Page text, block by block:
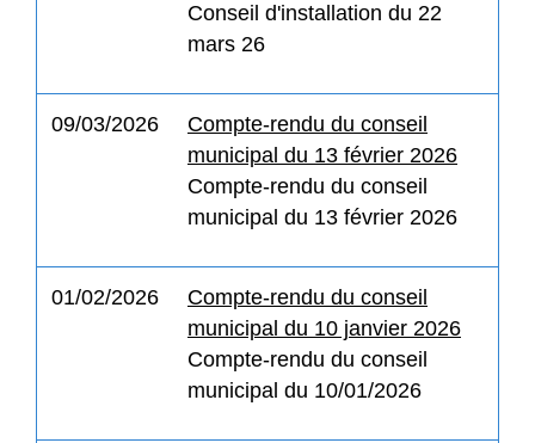
Conseil d'installation du 22
mars 26
09/03/2026
Compte-rendu du conseil
municipal du 13 février 2026
Compte-rendu du conseil
municipal du 13 février 2026
01/02/2026
Compte-rendu du conseil
municipal du 10 janvier 2026
Compte-rendu du conseil
municipal du 10/01/2026